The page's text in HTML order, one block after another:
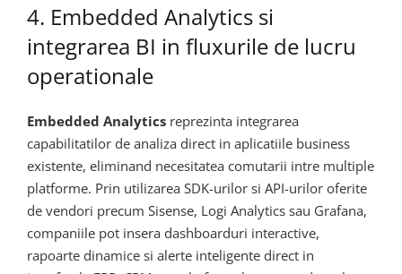
4. Embedded Analytics si
integrarea BI in fluxurile de lucru
operationale
Embedded Analytics reprezinta integrarea
capabilitatilor de analiza direct in aplicatiile business
existente, eliminand necesitatea comutarii intre multiple
platforme. Prin utilizarea SDK-urilor si API-urilor oferite
de vendori precum Sisense, Logi Analytics sau Grafana,
companiile pot insera dashboarduri interactive,
rapoarte dinamice si alerte inteligente direct in